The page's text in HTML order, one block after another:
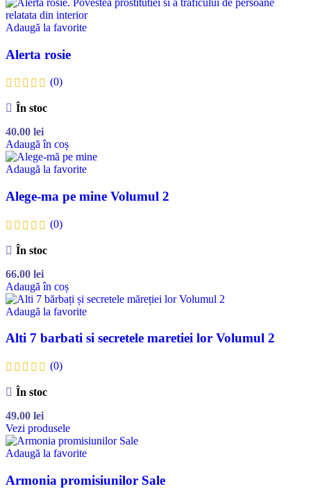
Adaugă la favorite
Alerta rosie
(0)
În stoc
40.00 lei
Adaugă în coș
Adaugă la favorite
Alege-ma pe mine Volumul 2
(0)
În stoc
66.00 lei
Adaugă în coș
Adaugă la favorite
Alti 7 barbati si secretele maretiei lor Volumul 2
(0)
În stoc
49.00 lei
Vezi produsele
Adaugă la favorite
Armonia promisiunilor Sale